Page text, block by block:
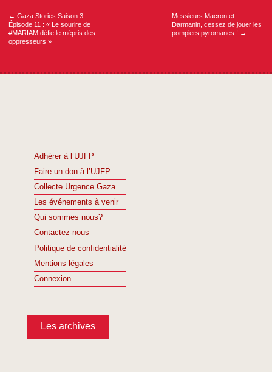
← Gaza Stories Saison 3 –
Épisode 11 : « Le sourire de
#MARIAM défie le mépris des
oppresseurs »
Messieurs Macron et
Darmanin, cessez de jouer les
pompiers pyromanes ! →
Adhérer à l’UJFP
Faire un don à l’UJFP
Collecte Urgence Gaza
Les événements à venir
Qui sommes nous?
Contactez-nous
Politique de confidentialité
Mentions légales
Connexion
Les archives